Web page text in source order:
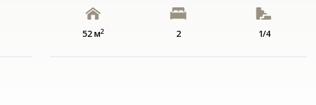
52 м2 2 1/4